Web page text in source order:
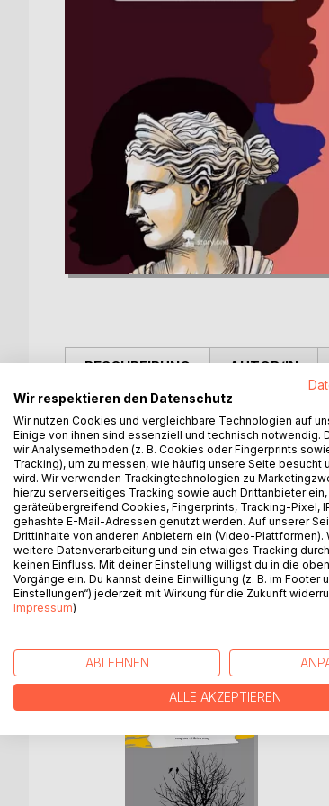
BESCHREIBUNG
Das Leben der Mädchen und Frauen
gnadenloses Schönheitsdiktat.
entscheidet über Wert und Zukunft
Blick des Systems. Doch als sie den
eigenes Schicksal mit dem
Traut sie sich weiterzugehen, als sie
Eine Dystopie, die kaum mehr
AUTOR/IN
Wir respektieren den Datenschutz
Wir nutzen Cookies und vergleichbare Technologien auf
Einige von ihnen sind essenziell und technisch notwendig.
wir Analysemethoden (z. B. Cookies oder Fingerprints
Tracking), um zu messen, wie häufig unsere Seite besucht
wird. Wir verwenden Trackingtechnologien zu
hierzu serverseitiges Tracking sowie auch Drittanbieter
geräteübergreifend Cookies, Fingerprints, Tracking-Pixel,
gehashte E-Mail-Adressen genutzt werden. Auf unserer
Drittinhalte von anderen Anbietern ein (Video-Plattformen).
weitere Datenverarbeitung und ein etwaiges Tracking
keinen Einfluss. Mit deiner Einstellung willigst du in die
Vorgänge ein. Du kannst deine Einwilligung (z. B. im Footer
Einstellungen“) jederzeit mit Wirkung für die Zukunft
Impressum)
ABLEHNEN
ALLE AKZEPTIEREN